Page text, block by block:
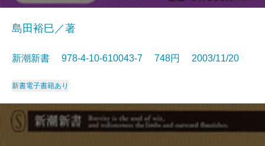
島田裕巳／著
新潮新書 978-4-10-610043-7 748円 2003/11/20
新書電子書籍あり